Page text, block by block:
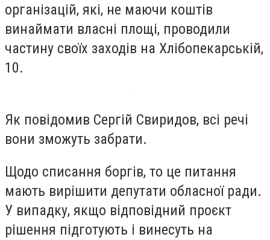
організацій, які, не маючи коштів
винаймати власні площі, проводили
частину своїх заходів на Хлібопекарській,
10.
Як повідомив Сергій Свиридов, всі речі
вони зможуть забрати.
Щодо списання боргів, то це питання
мають вирішити депутати обласної ради.
У випадку, якщо відповідний проєкт
рішення підготують і винесуть на